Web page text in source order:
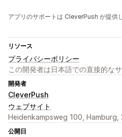
アプリのサポートは CleverPush が提供
リソース
プライバシーポリシー
この開発者は日本語での直接的な
開発者
CleverPush
ウェブサイト
Heidenkampsweg 100, Hamburg,
公開日